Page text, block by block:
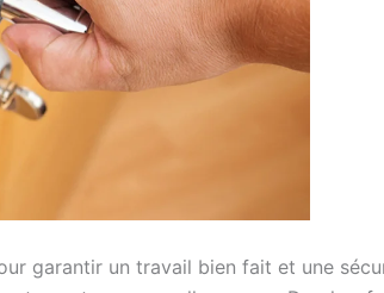
garantir un travail bien fait et une